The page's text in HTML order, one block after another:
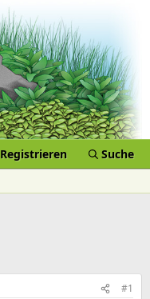
Registrieren Suche
#1